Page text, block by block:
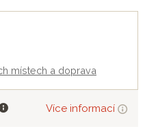
místech a doprava
Více informací